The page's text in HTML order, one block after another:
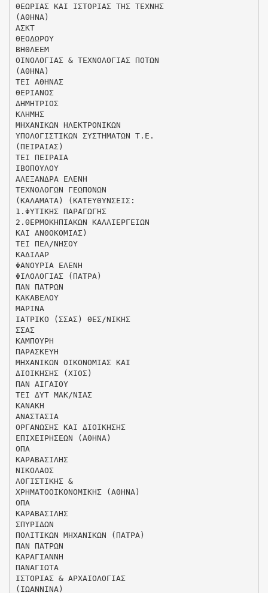
ΘΕΩΡΙΑΣ ΚΑΙ ΙΣΤΟΡΙΑΣ ΤΗΣ ΤΕΧΝΗΣ
(ΑΘΗΝΑ)
ΑΣΚΤ
ΘΕΟΔΩΡΟΥ
ΒΗΘΛΕΕΜ
ΟΙΝΟΛΟΓΙΑΣ & ΤΕΧΝΟΛΟΓΙΑΣ ΠΟΤΩΝ
(ΑΘΗΝΑ)
ΤΕΙ ΑΘΗΝΑΣ
ΘΕΡΙΑΝΟΣ
ΔΗΜΗΤΡΙΟΣ
ΚΛΗΜΗΣ
ΜΗΧΑΝΙΚΩΝ ΗΛΕΚΤΡΟΝΙΚΩΝ
ΥΠΟΛΟΓΙΣΤΙΚΩΝ ΣΥΣΤΗΜΑΤΩΝ Τ.Ε.
(ΠΕΙΡΑΙΑΣ)
ΤΕΙ ΠΕΙΡΑΙΑ
ΙΒΟΠΟΥΛΟΥ
ΑΛΕΞΑΝΔΡΑ ΕΛΕΝΗ
ΤΕΧΝΟΛΟΓΩΝ ΓΕΩΠΟΝΩΝ
(ΚΑΛΑΜΑΤΑ) (ΚΑΤΕΥΘΥΝΣΕΙΣ:
1.ΦΥΤΙΚΗΣ ΠΑΡΑΓΩΓΗΣ
2.ΘΕΡΜΟΚΗΠΙΑΚΩΝ ΚΑΛΛΙΕΡΓΕΙΩΝ
ΚΑΙ ΑΝΘΟΚΟΜΙΑΣ)
ΤΕΙ ΠΕΛ/ΝΗΣΟΥ
ΚΑΔΙΛΑΡ
ΦΑΝΟΥΡΙΑ ΕΛΕΝΗ
ΦΙΛΟΛΟΓΙΑΣ (ΠΑΤΡΑ)
ΠΑΝ ΠΑΤΡΩΝ
ΚΑΚΑΒΕΛΟΥ
ΜΑΡΙΝΑ
ΙΑΤΡΙΚΟ (ΣΣΑΣ) ΘΕΣ/ΝΙΚΗΣ
ΣΣΑΣ
ΚΑΜΠΟΥΡΗ
ΠΑΡΑΣΚΕΥΗ
ΜΗΧΑΝΙΚΩΝ ΟΙΚΟΝΟΜΙΑΣ ΚΑΙ
ΔΙΟΙΚΗΣΗΣ (ΧΙΟΣ)
ΠΑΝ ΑΙΓΑΙΟΥ
ΤΕΙ ΔΥΤ ΜΑΚ/ΝΙΑΣ
ΚΑΝΑΚΗ
ΑΝΑΣΤΑΣΙΑ
ΟΡΓΑΝΩΣΗΣ ΚΑΙ ΔΙΟΙΚΗΣΗΣ
ΕΠΙΧΕΙΡΗΣΕΩΝ (ΑΘΗΝΑ)
ΟΠΑ
ΚΑΡΑΒΑΣΙΛΗΣ
ΝΙΚΟΛΑΟΣ
ΛΟΓΙΣΤΙΚΗΣ &
ΧΡΗΜΑΤΟΟΙΚΟΝΟΜΙΚΗΣ (ΑΘΗΝΑ)
ΟΠΑ
ΚΑΡΑΒΑΣΙΛΗΣ
ΣΠΥΡΙΔΩΝ
ΠΟΛΙΤΙΚΩΝ ΜΗΧΑΝΙΚΩΝ (ΠΑΤΡΑ)
ΠΑΝ ΠΑΤΡΩΝ
ΚΑΡΑΓΙΑΝΝΗ
ΠΑΝΑΓΙΩΤΑ
ΙΣΤΟΡΙΑΣ & ΑΡΧΑΙΟΛΟΓΙΑΣ
(ΙΩΑΝΝΙΝΑ)